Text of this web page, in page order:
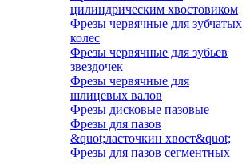
цилиндрическим хвостовиком
Фрезы червячные для зубчатых
колес
Фрезы червячные для зубьев
звездочек
Фрезы червячные для
шлицевых валов
Фрезы дисковые пазовые
Фрезы для пазов
&quot;ласточкин хвост&quot;
Фрезы для пазов сегментных